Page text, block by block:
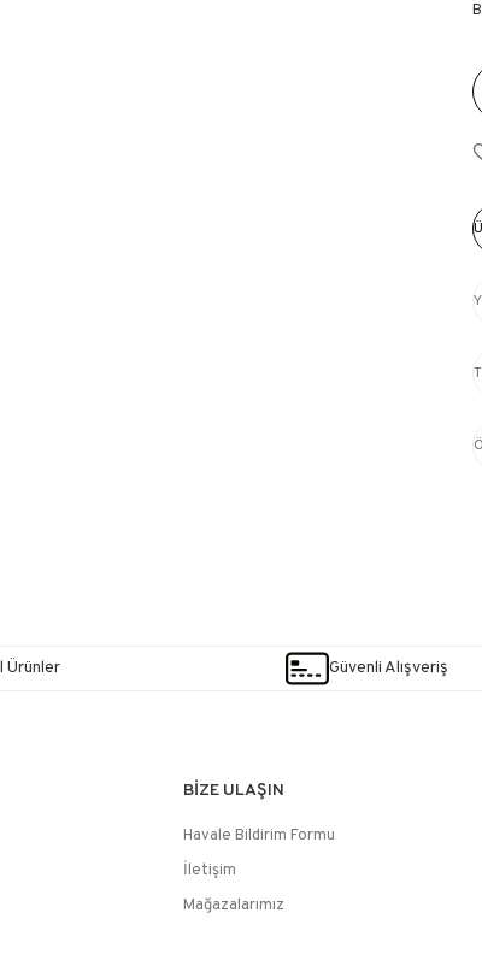
Ürünler Güvenli Alışveriş
BİZE ULAŞIN
Havale Bildirim Formu
İletişim
Mağazalarımız